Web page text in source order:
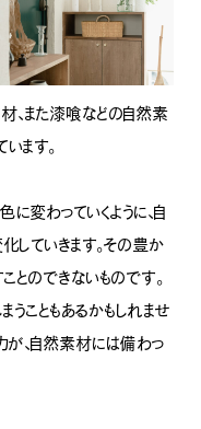
カタログ請求
また漆喰などの自然素
ます。
変わっていくように、自
ていきます。その豊か
のできないものです。
こともあるかもしれませ
が、自然素材には備わっ